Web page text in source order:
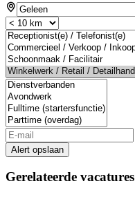
If
you
are
a
human,
ignore
this
field
Alert opslaan
Gerelateerde vacatures